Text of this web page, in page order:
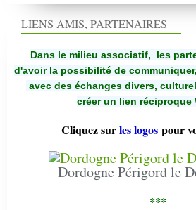
LIENS AMIS, PARTENAIRES
Dans le milieu associatif, les
d'avoir la possibilité de communiquer,
avec des échanges divers,
créer un lien réciproque
Cliquez surles logos pour
Dordogne Périgord le
***